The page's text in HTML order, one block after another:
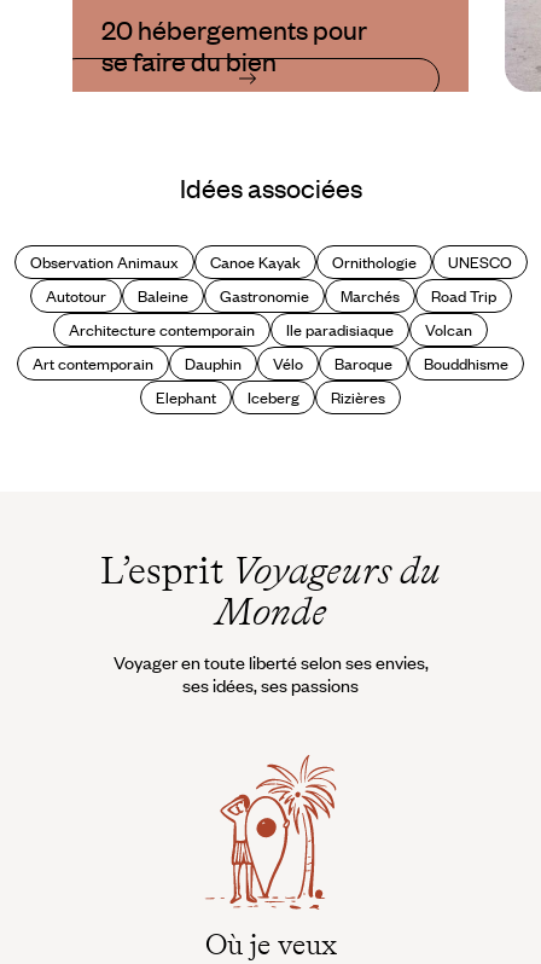
20 hébergements pour
se faire du bien
Idées associées
Observation Animaux Canoe Kayak Ornithologie
UNESCO
Autotour
Baleine Gastronomie Marchés
Road Trip
Architecture contemporain
Ile paradisiaque
Volcan
Art contemporain
Dauphin Vélo Baroque
Bouddhisme
Elephant
Iceberg Rizières
L’esprit Voyageurs du
Monde
Voyager en toute liberté selon ses envies,
ses idées, ses passions
Où je veux